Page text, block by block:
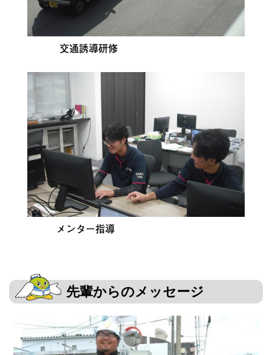
交通誘導研修
メンター指導
先輩からのメッセージ